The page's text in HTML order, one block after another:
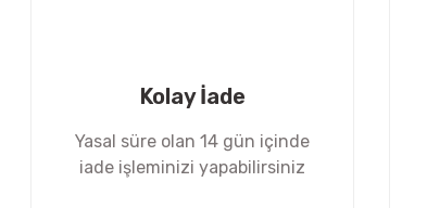
Kolay İade
Yasal süre olan 14 gün içinde
iade işleminizi yapabilirsiniz